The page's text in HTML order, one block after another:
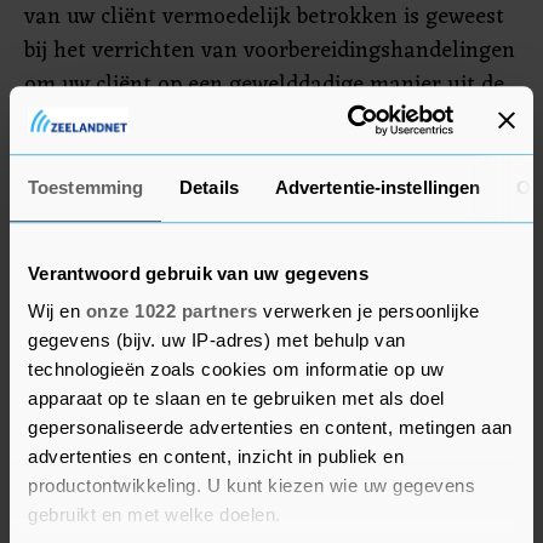
Toestemming Details Advertentie-instellingen
Verantwoord gebruik van uw gegevens
Wij en onze 1022 partners verwerken je persoonlijke
gegevens (bijv. uw IP-adres) met behulp van
technologieën zoals cookies om informatie op uw
apparaat op te slaan en te gebruiken met als doel
gepersonaliseerde advertenties en content, metingen aan
advertenties en content, inzicht in publiek en
productontwikkeling. U kunt kiezen wie uw gegevens
gebruikt en met welke doelen.
van uw cliënt vermoedelijk betrokken is geweest
bij het verrichten van voorbereidingshandelingen
om uw cliënt op een gewelddadige manier uit de
EBI te bevrijden".
Medehoofdverdachte Saïd R.
als bekend wordt dat vader en zoon binnen de
EBI bij elkaar mogen komen. Vorig jaar bleek dat
Taghi en medehoofdverdachte in het
liquidatieproces Marengo Saïd R. door een fout
kortstondig contact hadden. Daar was tot in de
politiek ophef over.
Taghi zit sinds zijn arrestatie eind 2019 in de EBI.